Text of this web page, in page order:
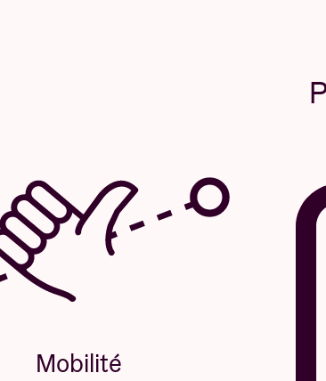
Mobilité